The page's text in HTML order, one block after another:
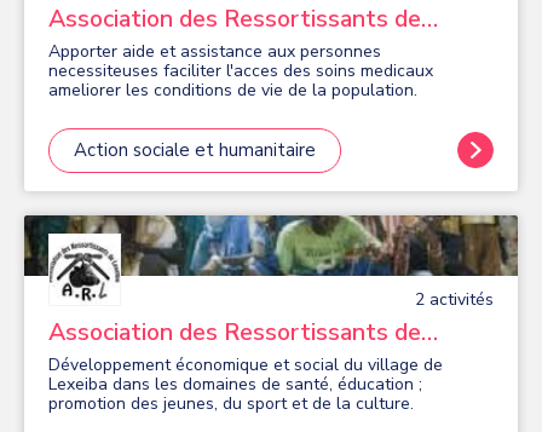
Association des Ressortissants de
Bagodine en Europe
Apporter aide et assistance aux personnes
necessiteuses faciliter l'acces des soins medicaux
ameliorer les conditions de vie de la population.
Action sociale et humanitaire
2 activités
Association des Ressortissants de
Lexeiba
Développement économique et social du village de
Lexeiba dans les domaines de santé, éducation ;
promotion des jeunes, du sport et de la culture.